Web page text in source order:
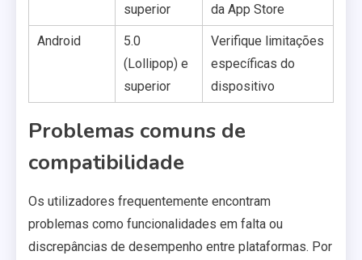
superior
da App Store
Android
5.0
(Lollipop) e
superior
Verifique limitações
específicas do
dispositivo
Problemas comuns de
compatibilidade
Os utilizadores frequentemente encontram
problemas como funcionalidades em falta ou
discrepâncias de desempenho entre plataformas. Por